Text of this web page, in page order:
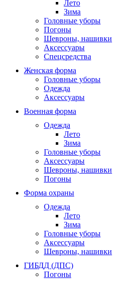
Лето
Зима
Головные уборы
Погоны
Шевроны, нашивки
Аксессуары
Спецсредства
Женская форма
Головные уборы
Одежда
Аксессуары
Военная форма
Одежда
Лето
Зима
Головные уборы
Аксессуары
Шевроны, нашивки
Погоны
Форма охраны
Одежда
Лето
Зима
Головные уборы
Аксессуары
Шевроны, нашивки
ГИБДД (ДПС)
Погоны